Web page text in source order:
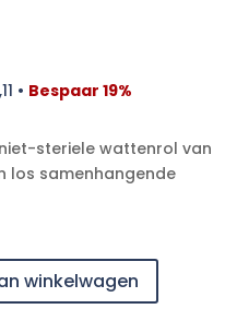
• Bespaar 19%
steriele wattenrol van
los samenhangende
winkelwagen